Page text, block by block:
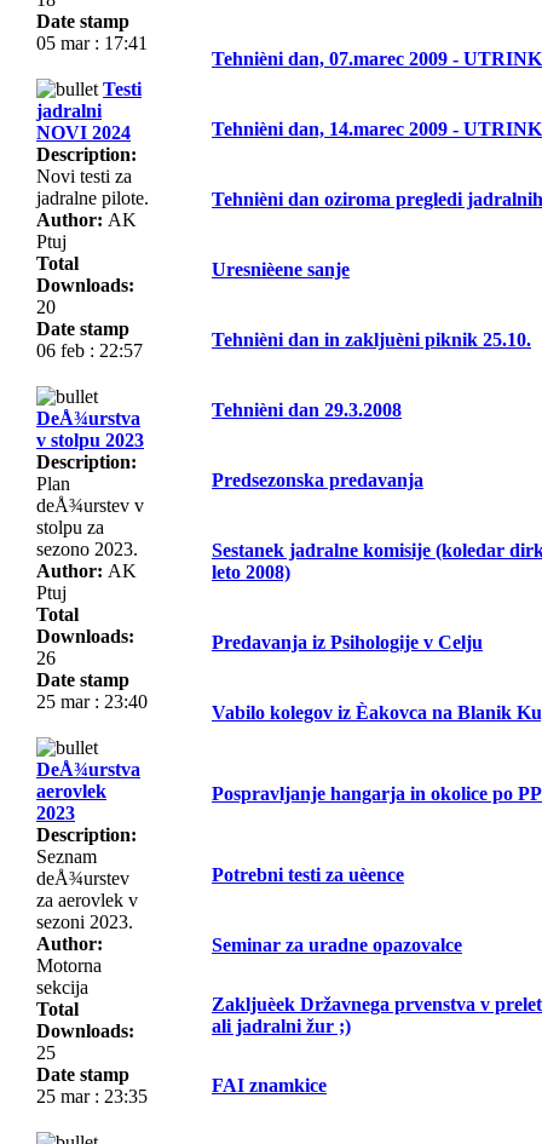
Date stamp
05 mar : 17:41
Testi
jadralni
NOVI 2024
Description:
Novi testi za
jadralne pilote.
Author: AK
Ptuj
Total
Downloads:
20
Date stamp
06 feb : 22:57
DeÅ¾urstva
v stolpu 2023
Description:
Plan
deÅ¾urstev v
stolpu za
sezono 2023.
Author: AK
Ptuj
Total
Downloads:
26
Date stamp
25 mar : 23:40
DeÅ¾urstva
aerovlek
2023
Description:
Seznam
deÅ¾urstev
za aerovlek v
sezoni 2023.
Author:
Motorna
sekcija
Total
Downloads:
25
Date stamp
25 mar : 23:35
Tehnièni dan, 07.marec 2009 -
Tehnièni dan, 14.marec 2009 -
Tehnièni dan oziroma pregledi
Uresnièene sanje
Tehnièni dan in zakljuèni piknik 25.10.
Tehnièni dan 29.3.2008
Predsezonska predavanja
Sestanek jadralne komisije (koledar
leto 2008)
Predavanja iz Psihologije v Celju
Vabilo kolegov iz Èakovca na Blanik
Pospravljanje hangarja in okolice po PP
Potrebni testi za uèence
Seminar za uradne opazovalce
Zakljuèek Državnega prvenstva v
ali jadralni žur ;)
FAI znamkice